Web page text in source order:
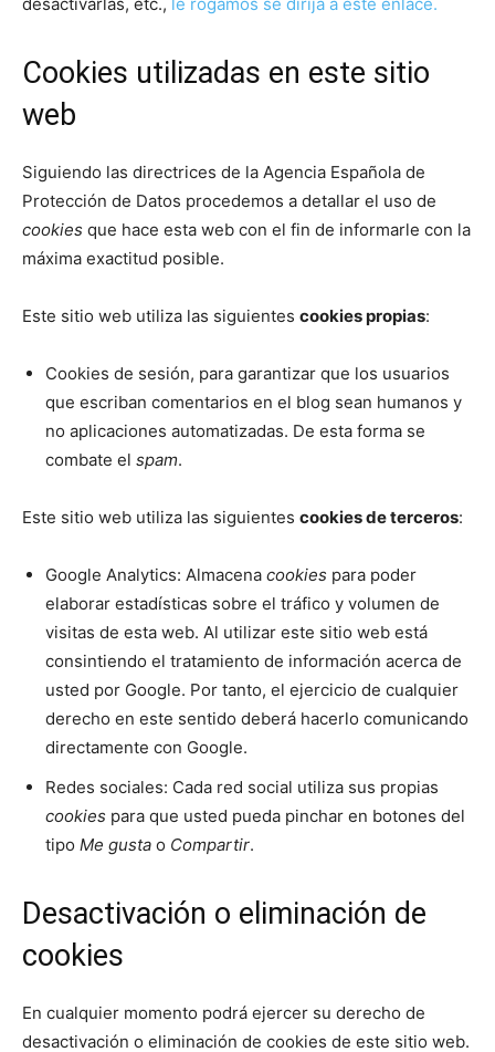
Cookies utilizadas en este sitio
web
Siguiendo las directrices de la Agencia Española de
Protección de Datos procedemos a detallar el uso de
cookies que hace esta web con el fin de informarle con la
máxima exactitud posible.
Este sitio web utiliza las siguientes cookies propias:
Cookies de sesión, para garantizar que los usuarios
que escriban comentarios en el blog sean humanos y
no aplicaciones automatizadas. De esta forma se
combate el spam.
Este sitio web utiliza las siguientes cookies de terceros:
Google Analytics: Almacena cookies para poder
elaborar estadísticas sobre el tráfico y volumen de
visitas de esta web. Al utilizar este sitio web está
consintiendo el tratamiento de información acerca de
usted por Google. Por tanto, el ejercicio de cualquier
derecho en este sentido deberá hacerlo comunicando
directamente con Google.
Redes sociales: Cada red social utiliza sus propias
cookies para que usted pueda pinchar en botones del
tipo Me gusta o Compartir.
Desactivación o eliminación de
cookies
En cualquier momento podrá ejercer su derecho de
desactivación o eliminación de cookies de este sitio web.